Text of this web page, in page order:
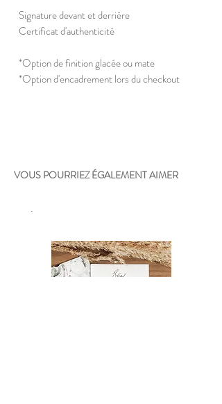
Signature devant et derrière
Certificat d'authenticité
*Option de finition glacée ou mate
*Option d'encadrement lors du checkout
VOUS POURRIEZ ÉGALEMENT AIMER
.